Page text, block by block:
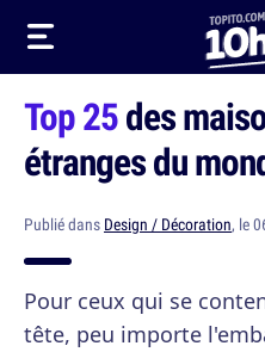
Top 25des
étranges du
Publié dans Design / Décoration, le
Pour ceux qui se
tête, peu importe